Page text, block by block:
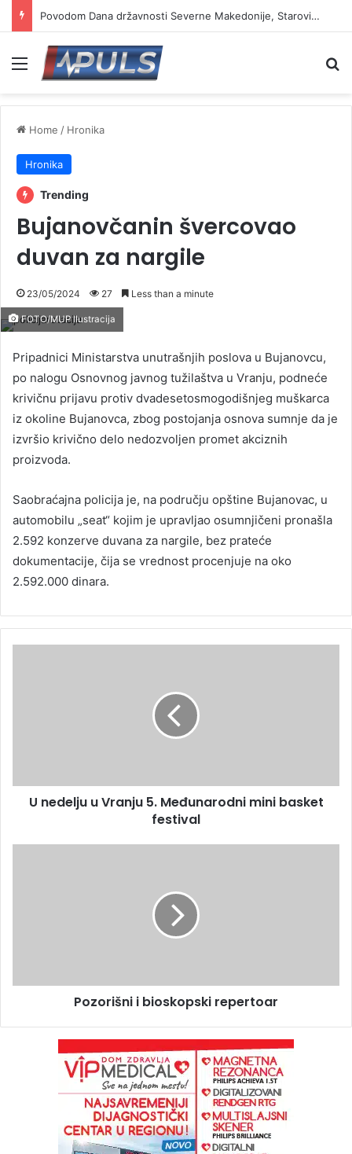
Povodom Dana državnosti Severne Makedonije, Starović i Toškovski u manastiru Prohor Pčinjski
Menu
Home / Hronika
Hronika
Trending
Bujanovčanin švercovao
duvan za nargile
23/05/2024 27 Less than a minute
FOTO/MUP Ilustracija
Pripadnici Ministarstva unutrašnjih poslova u Bujanovcu,
po nalogu Osnovnog javnog tužilaštva u Vranju, podneće
krivičnu prijavu protiv dvadesetosmogodišnjeg muškarca
iz okoline Bujanovca, zbog postojanja osnova sumnje da je
izvršio krivično delo nedozvoljen promet akciznih
proizvoda.
Saobraćajna policija je, na području opštine Bujanovac, u
automobilu „seat“ kojim je upravljao osumnjičeni pronašla
2.592 konzerve duvana za nargile, bez prateće
dokumentacije, čija se vrednost procenjuje na oko
2.592.000 dinara.
U nedelju u Vranju 5. Međunarodni mini basket
festival
Pozorišni i bioskopski repertoar